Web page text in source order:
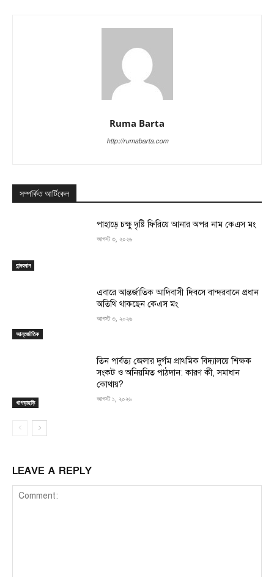
Ruma Barta
http://rumabarta.com
সম্পর্কিত আর্টিকেল
বান্দরবান
পাহাড়ে চক্ষু দৃষ্টি ফিরিয়ে আনার অপর নাম কেএস মং
আগস্ট ৩, ২০২৬
আন্তর্জাতিক
এবারে আন্তর্জাতিক আদিবাসী দিবসে বান্দরবানে প্রধান
অতিথি থাকছেন কেএস মং
আগস্ট ৩, ২০২৬
খাগড়াছড়ি
তিন পার্বত্য জেলার দুর্গম প্রাথমিক বিদ্যালয়ে শিক্ষক
সংকট ও অনিয়মিত পাঠদান: কারণ কী, সমাধান
কোথায়?
আগস্ট ১, ২০২৬
LEAVE A REPLY